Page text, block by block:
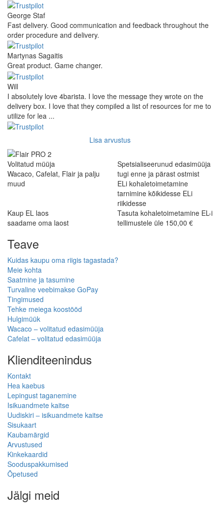
George Staf
Fast delivery. Good communication and feedback throughout the
order procedure and delivery.
Martynas Sagaitis
Great product. Game changer.
Will
I absolutely love 4barista. I love the message they wrote on the
delivery box. I love that they compiled a list of resources for me to
utilize for lea ...
Lisa arvustus
Volitatud müüja
Wacaco, Cafelat, Flair ja palju
muud
Spetsialiseerunud edasimüüja
tugi enne ja pärast ostmist
ELi kohaletoimetamine
tarnimine kõikidesse ELi
riikidesse
Kaup EL laos
saadame oma laost
Tasuta kohaletoimetamine EL-i
tellimustele üle 150,00 €
Teave
Kuidas kaupu oma riigis tagastada?
Meie kohta
Saatmine ja tasumine
Turvaline veebimakse GoPay
Tingimused
Tehke meiega koostööd
Hulgimüük
Wacaco – volitatud edasimüüja
Cafelat – volitatud edasimüüja
Klienditeenindus
Kontakt
Hea kaebus
Lepingust taganemine
Isikuandmete kaitse
Uudiskiri – isikuandmete kaitse
Sisukaart
Kaubamärgid
Arvustused
Kinkekaardid
Sooduspakkumised
Õpetused
Jälgi meid